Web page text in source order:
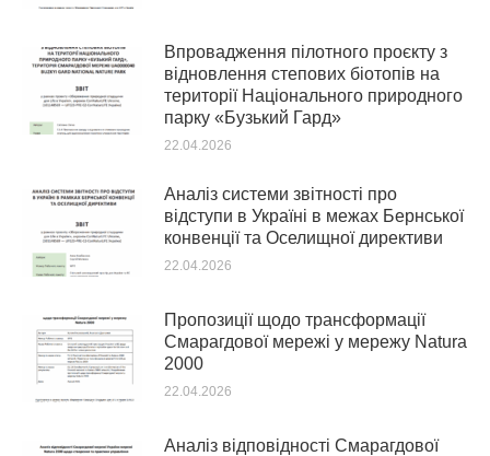
Впровадження пілотного проєкту з
відновлення степових біотопів на
території Національного природного
парку «Бузький Гард»
22.04.2026
Аналіз системи звітності про
відступи в Україні в межах Бернської
конвенції та Оселищної директиви
22.04.2026
Пропозиції щодо трансформації
Смарагдової мережі у мережу Natura
2000
22.04.2026
Аналіз відповідності Смарагдової